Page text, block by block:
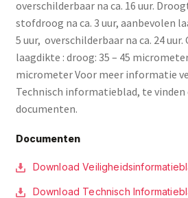
overschilderbaar na ca. 16 uur.
stofdroog na ca. 3 uur, aanbevolen
5 uur, overschilderbaar na ca. 24 uur.
laagdikte : droog: 35 – 45
micrometer Voor meer informatie
Technisch informatieblad, te
documenten.
Documenten
Download
Download Technisch